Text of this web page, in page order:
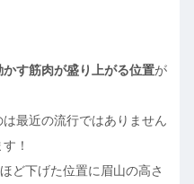
かす筋肉が盛り上がる位置が
最近の流行ではありません
！
ど下げた位置に眉山の高さ